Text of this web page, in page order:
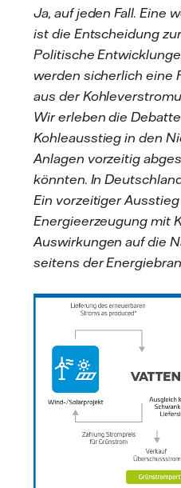
Ja, auf jeden Fall. Eine
ist die Entscheidung
Politische
werden sicherlich eine
aus der
Wir erleben die
Kohleausstieg in den
Anlagen vorzeitig
könnten. In
Ein vorzeitiger
Energieerzeugung mit
Auswirkungen auf die
seitens der